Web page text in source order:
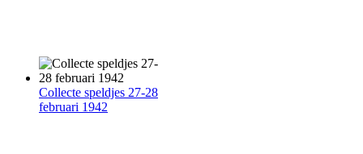
Collecte speldjes 27-28
februari 1942